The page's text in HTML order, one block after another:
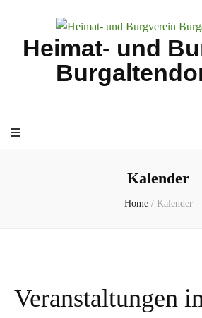
Heimat- und
Kalender
Home / Kalender
Veranstaltungen